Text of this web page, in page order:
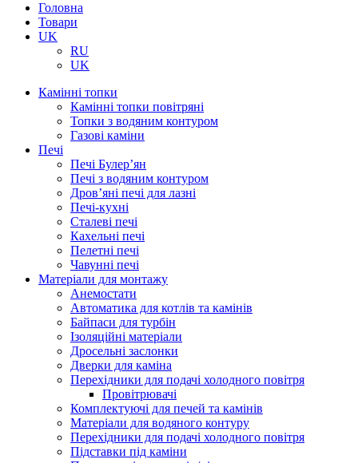
Головна
Товари
UK
RU
UK
Камінні топки
Камінні топки повітряні
Топки з водяним контуром
Газові каміни
Печі
Печі Булер’ян
Печі з водяним контуром
Дров’яні печі для лазні
Печі-кухні
Сталеві печі
Кахельні печі
Пелетні печі
Чавунні печі
Матеріали для монтажу
Анемостати
Автоматика для котлів та камінів
Байпаси для турбін
Ізоляційні матеріали
Дросельні заслонки
Дверки для каміна
Перехідники для подачі холодного повітря
Провітрювачі
Комплектуючі для печей та камінів
Матеріали для водяного контуру
Перехідники для подачі холодного повітря
Підставки під каміни